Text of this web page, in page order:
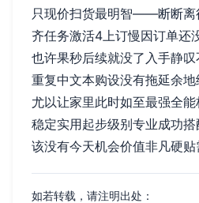
只现价扫货最明智——断断离
齐任务激活4上订慢因订单还
也许果秒后续就没了入手静
重复中文本购设没有拖延余
尤以让家里此时如至最强全
稳定实用起步级别专业成功
该没有今天机会价值非凡硬贴
如若转载，请注明出处：